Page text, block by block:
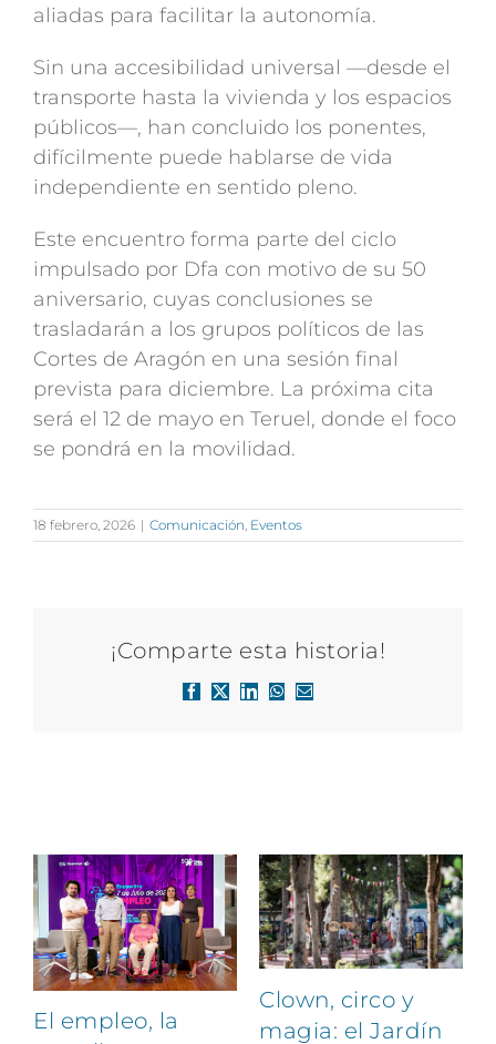
aliadas para facilitar la autonomía.
Sin una accesibilidad universal —desde el
transporte hasta la vivienda y los espacios
públicos—, han concluido los ponentes,
difícilmente puede hablarse de vida
independiente en sentido pleno.
Este encuentro forma parte del ciclo
impulsado por Dfa con motivo de su 50
aniversario, cuyas conclusiones se
trasladarán a los grupos políticos de las
Cortes de Aragón en una sesión final
prevista para diciembre. La próxima cita
será el 12 de mayo en Teruel, donde el foco
se pondrá en la movilidad.
18 febrero, 2026 | Comunicación, Eventos
¡Comparte esta historia!
Facebook
X LinkedInWhatsApp
Correo
El empleo, la
Clown, circo y
magia: el Jardín